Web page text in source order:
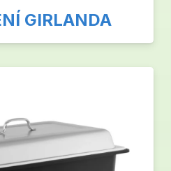
GIRLANDA